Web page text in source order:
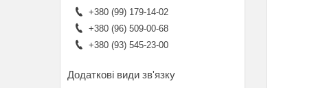
+380 (99) 179-14-02
+380 (96) 509-00-68
+380 (93) 545-23-00